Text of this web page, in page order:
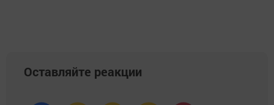
Оставляйте реакции